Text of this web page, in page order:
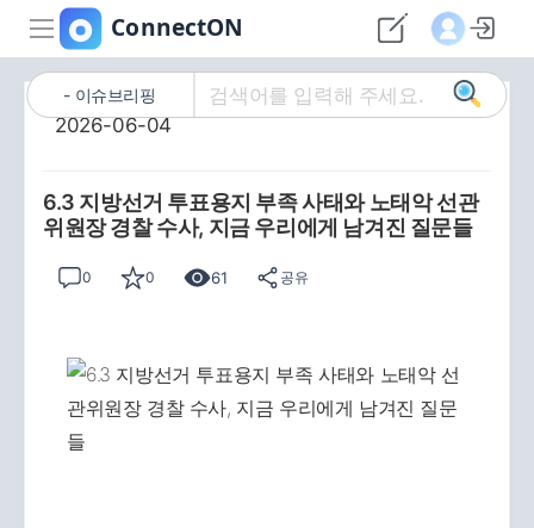
이슈브리핑
2026-06-04
6.3 지방선거 투표용지 부족 사태와 노태악 선관
위원장 경찰 수사, 지금 우리에게 남겨진 질문들
0 0 61 공유